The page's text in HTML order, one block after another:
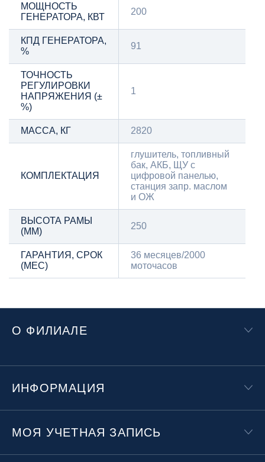
МОЩНОСТЬ
ГЕНЕРАТОРА, КВТ
200
КПД ГЕНЕРАТОРА,
%
91
ТОЧНОСТЬ
РЕГУЛИРОВКИ
НАПРЯЖЕНИЯ (±
%)
1
МАССА, КГ 2820
КОМПЛЕКТАЦИЯ
глушитель, топливный
бак, АКБ, ЩУ с
цифровой панелью,
станция запр. маслом
и ОЖ
ВЫСОТА РАМЫ
(ММ)
250
ГАРАНТИЯ, СРОК
(МЕС)
36 месяцев/2000
моточасов
О ФИЛИАЛЕ
ИНФОРМАЦИЯ
МОЯ УЧЕТНАЯ ЗАПИСЬ